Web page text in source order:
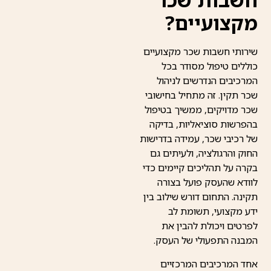
מקצועיים?
שירותי חשבות שכר מקצועיים
כוללים טיפול מסודר בכל
המרכיבים הנדרשים לניהול
שכר תקין. זה מתחיל בחישובי
שכר מדויקים, ממשיך בטיפול
בהפרשות סוציאליות, בדיקה
של רכיבי שכר, עמידה בדרישות
החוק והרגולציה, ולעיתים גם
בקרה על תהליכים קיימים כדי
לוודא שהעסק פועל בצורה
תקינה. התחום דורש שילוב בין
ידע מקצועי, תשומת לב
לפרטים ויכולת להבין את
המבנה התפעולי של העסק.
אחד המרכיבים המרכזיים